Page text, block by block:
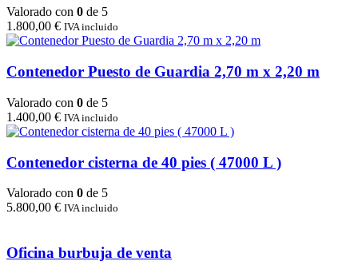
Valorado con 0 de 5
1.800,00 € IVA incluido
Contenedor Puesto de Guardia 2,70 m x 2,20 m
Valorado con 0 de 5
1.400,00 € IVA incluido
Contenedor cisterna de 40 pies ( 47000 L )
Valorado con 0 de 5
5.800,00 € IVA incluido
Oficina burbuja de venta